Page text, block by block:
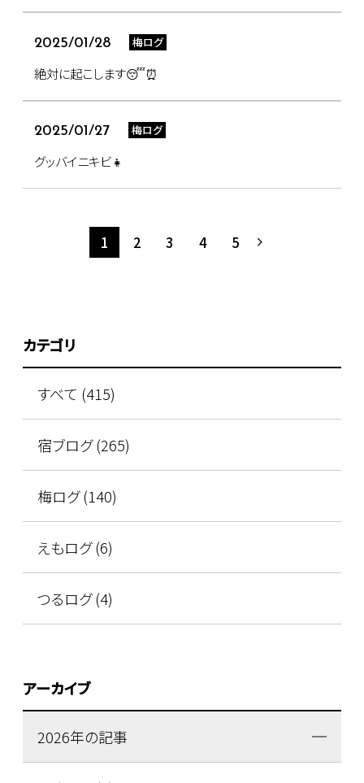
2025/01/28 梅ログ
絶対に起こします😴⏰
2025/01/27 梅ログ
グッバイニキビ👧
1 2 3 4 5
カテゴリ
すべて (415)
宿ブログ (265)
梅ログ (140)
えもログ (6)
つるログ (4)
アーカイブ
2026年の記事